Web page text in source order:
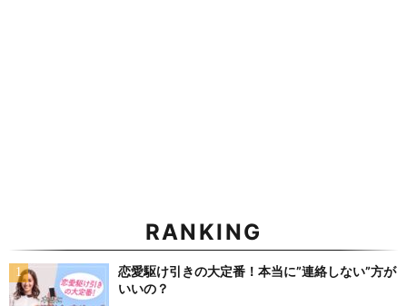
RANKING
恋愛駆け引きの大定番！本当に”連絡しない”方が
いいの？